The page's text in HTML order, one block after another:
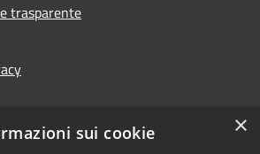
trasparente
×
sui cookie